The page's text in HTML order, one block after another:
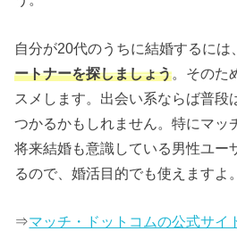
自分が20代のうちに結婚するには
ートナーを探しましょう。そのた
スメします。出会い系ならば普段
つかるかもしれません。特にマッ
将来結婚も意識している男性ユー
るので、婚活目的でも使えますよ。
⇒マッチ・ドットコムの公式サイ